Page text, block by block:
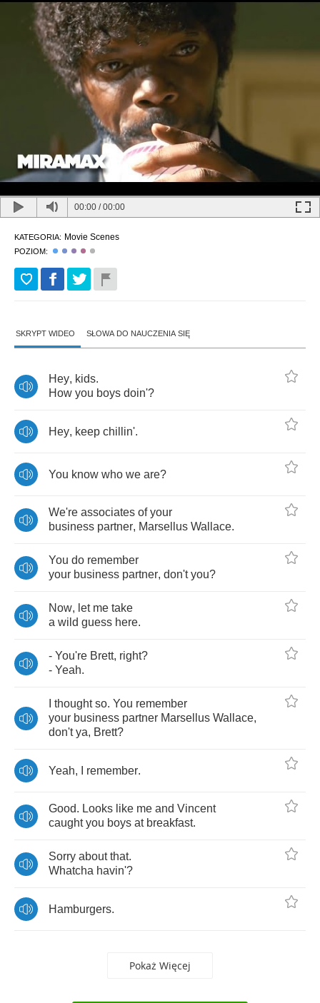
00:00 /00:00
KATEGORIA: Movie Scenes
POZIOM:
SKRYPT WIDEO SŁOWA DO NAUCZENIA SIĘ
Hey, kids.
How you boys doin'?
Hey, keep chillin'.
You know who we are?
We're associates of your
business partner, Marsellus Wallace.
You do remember
your business partner, don't you?
Now, let me take
a wild guess here.
- You're Brett, right?
- Yeah.
thought so. You remember
your business partner Marsellus Wallace,
don't ya, Brett?
Yeah, remember.
Good. Looks like me and Vincent
caught you boys at breakfast.
Sorry about that.
Whatcha havin'?
Hamburgers.
Pokaż Więcej